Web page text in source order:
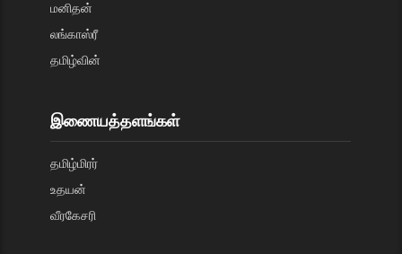
மனிதன்
லங்காஸ்ரீ
தமிழ்வின்
இணையத்தளங்கள்
தமிழ்மிரர்
உதயன்
வீரகேசரி